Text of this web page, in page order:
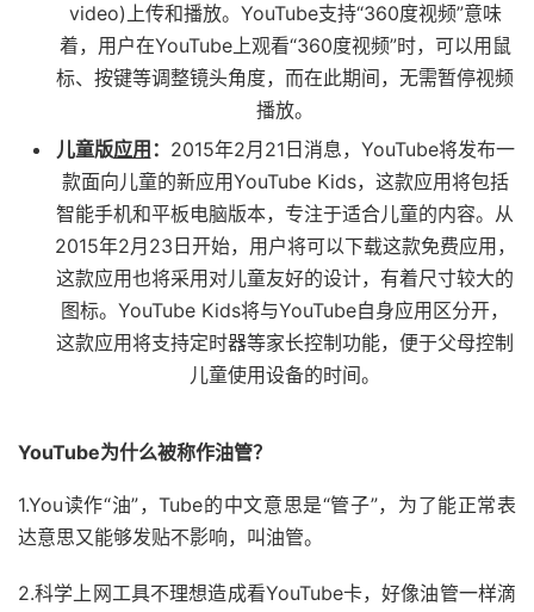
video)上传和播放。YouTube支持“360度视频”意味
着，用户在YouTube上观看“360度视频”时，可以用鼠
标、按键等调整镜头角度，而在此期间，无需暂停视频
播放。
儿童版应用 ： 2015年2月21日消息，YouTube将发布一
款面向儿童的新应用YouTube Kids，这款应用将包括
智能手机和平板电脑版本，专注于适合儿童的内容。从
2015年2月23日开始，用户将可以下载这款免费应用，
这款应用也将采用对儿童友好的设计，有着尺寸较大的
图标。YouTube Kids将与YouTube自身应用区分开，
这款应用将支持定时器等家长控制功能，便于父母控制
儿童使用设备的时间。
YouTube为什么被称作油管？
1.You读作“油”，Tube的中文意思是“管子”，为了能正常表
达意思又能够发贴不影响，叫油管。
2.科学上网工具不理想造成看YouTube卡，好像油管一样滴